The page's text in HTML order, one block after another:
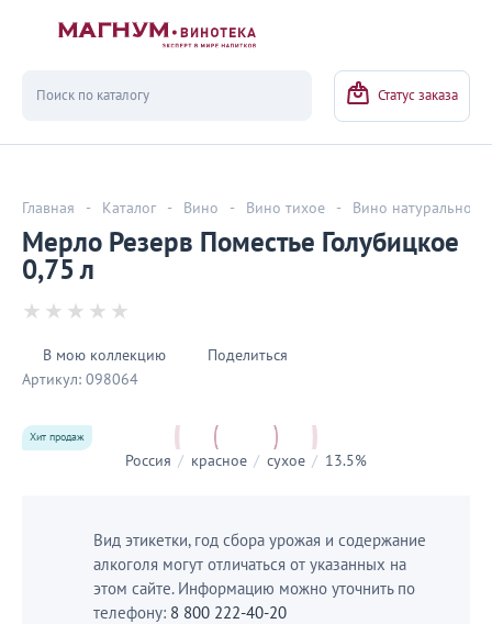
Статус заказа
Главная - Каталог - Вино - Вино тихое - Вино натуральное
Мерло Резерв Поместье Голубицкое
0,75 л
В мою коллекцию
Поделиться
Артикул: 098064
Хит продаж
Россия / красное / сухое / 13.5%
Вид этикетки, год сбора урожая и содержание
алкоголя могут отличаться от указанных на
этом сайте. Информацию можно уточнить по
телефону: 8 800 222-40-20